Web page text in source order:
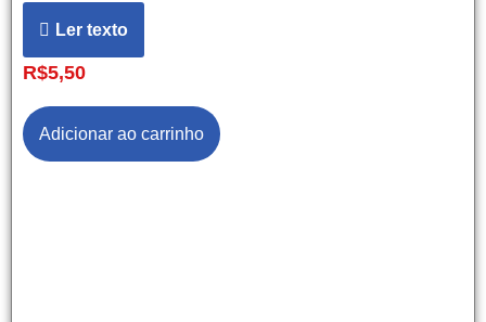
Ler texto
R$5,50
Adicionar ao carrinho